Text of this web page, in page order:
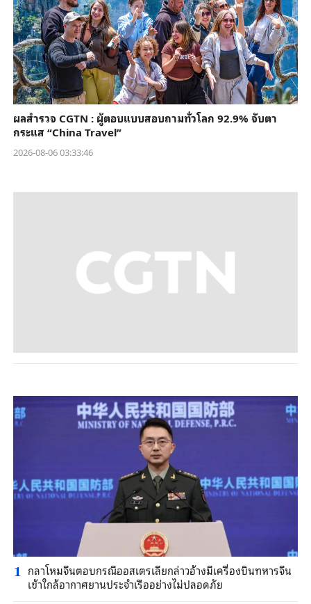
ผลสำรวจ CGTN : ผู้ตอบแบบสอบถามทั่วโลก 92.9% จับตา
กระแส “China Travel”
2026-08-06 03:33:46
1 กลาโหมจีนตอบกรณีออสเตรเลียกล่าวอ้างมีเครื่องบินทหารจีน
เข้าใกล้อากาศยานประจำเรืออย่างไม่ปลอดภัย